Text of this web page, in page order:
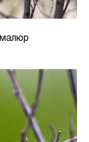
малюр